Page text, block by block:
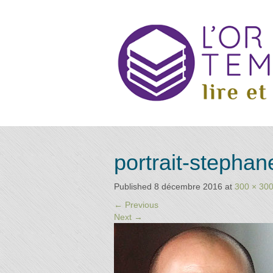
les
praticiens
"bien-
conseillé
par la
portrait-
Published 8 décembre 2016 at 300 × 300
← Previous
Next →